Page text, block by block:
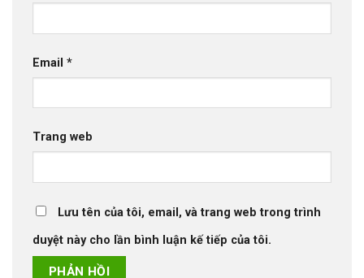
Email *
Trang web
Lưu tên của tôi, email, và trang web trong trình
duyệt này cho lần bình luận kế tiếp của tôi.